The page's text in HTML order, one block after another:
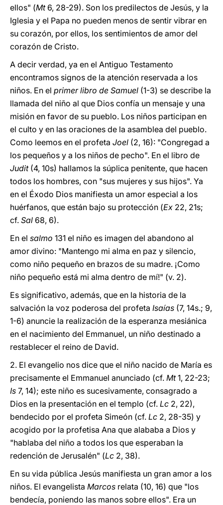
ellos" (Mt 6, 28-29). Son los predilectos de Jesús, y la
Iglesia y el Papa no pueden menos de sentir vibrar en
su corazón, por ellos, los sentimientos de amor del
corazón de Cristo.
A decir verdad, ya en el Antiguo Testamento
encontramos signos de la atención reservada a los
niños. En el primer libro de Samuel (1-3) se describe la
llamada del niño al que Dios confía un mensaje y una
misión en favor de su pueblo. Los niños participan en
el culto y en las oraciones de la asamblea del pueblo.
Como leemos en el profeta Joel (2, 16): "Congregad a
los pequeños y a los niños de pecho". En el libro de
Judit (4, 10s) hallamos la súplica penitente, que hacen
todos los hombres, con "sus mujeres y sus hijos". Ya
en el Éxodo Dios manifiesta un amor especial a los
huérfanos, que están bajo su protección (Ex 22, 21s;
cf. Sal 68, 6).
En el salmo 131 el niño es imagen del abandono al
amor divino: "Mantengo mi alma en paz y silencio,
como niño pequeño en brazos de su madre. ¡Como
niño pequeño está mi alma dentro de mí!" (v. 2).
Es significativo, además, que en la historia de la
salvación la voz poderosa del profeta Isaías (7, 14s.; 9,
1-6) anuncie la realización de la esperanza mesiánica
en el nacimiento del Emmanuel, un niño destinado a
restablecer el reino de David.
2. El evangelio nos dice que el niño nacido de María es
precisamente el Emmanuel anunciado (cf. Mt1, 22-23;
Is 7, 14); este niño es sucesivamente, consagrado a
Dios en la presentación en el templo (cf. Lc 2, 22),
bendecido por el profeta Simeón (cf. Lc 2, 28-35) y
acogido por la profetisa Ana que alababa a Dios y
"hablaba del niño a todos los que esperaban la
redención de Jerusalén" (Lc 2, 38).
En su vida pública Jesús manifiesta un gran amor a los
niños. El evangelista Marcos relata (10, 16) que "los
bendecía, poniendo las manos sobre ellos". Era un